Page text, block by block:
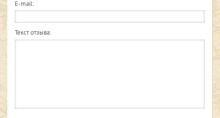
E-mail:
Текст отзыва: